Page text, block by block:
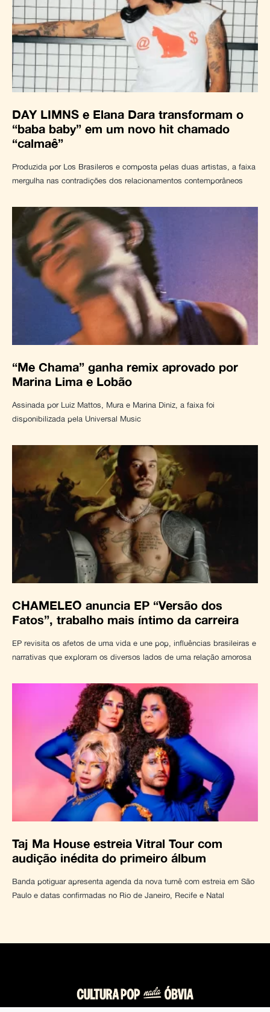
DAY LIMNS e Elana Dara transformam o
“baba baby” em um novo hit chamado
“calmaê”
Produzida por Los Brasileros e composta pelas duas artistas, a faixa
mergulha nas contradições dos relacionamentos contemporâneos
“Me Chama” ganha remix aprovado por
Marina Lima e Lobão
Assinada por Luiz Mattos, Mura e Marina Diniz, a faixa foi
disponibilizada pela Universal Music
CHAMELEO anuncia EP “Versão dos
Fatos”, trabalho mais íntimo da carreira
EP revisita os afetos de uma vida e une pop, influências brasileiras e
narrativas que exploram os diversos lados de uma relação amorosa
Taj Ma House estreia Vitral Tour com
audição inédita do primeiro álbum
Banda potiguar apresenta agenda da nova turnê com estreia em São
Paulo e datas confirmadas no Rio de Janeiro, Recife e Natal